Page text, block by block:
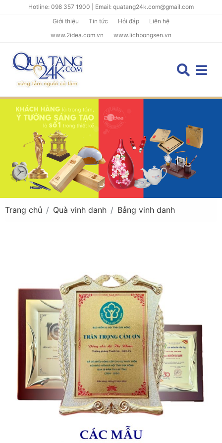
Hotline: 098 357 1900 | Email: quatang24k.com@gmail.com
Giới thiệu
Tin tức Hỏi đáp
Liên hệ
www.2idea.com.vn
www.lichbongsen.vn
Trang chủ Quà vinh danh Bảng vinh danh